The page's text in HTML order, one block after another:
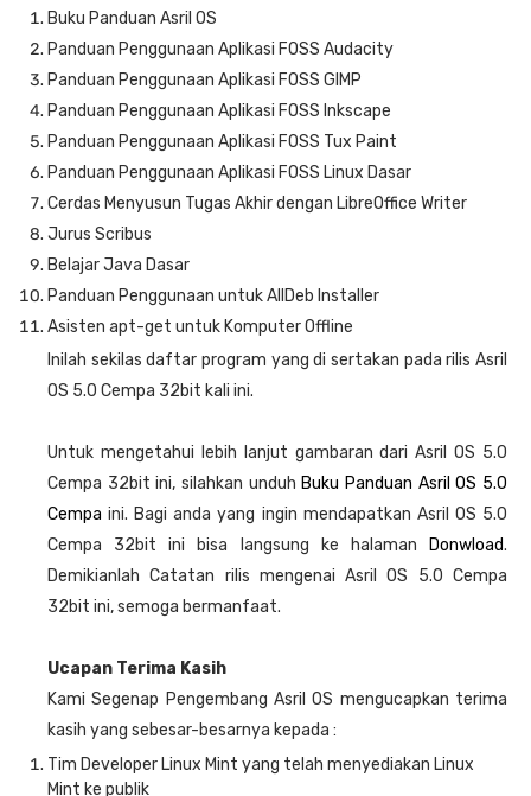
Buku Panduan Asril OS
Panduan Penggunaan Aplikasi FOSS Audacity
Panduan Penggunaan Aplikasi FOSS GIMP
Panduan Penggunaan Aplikasi FOSS Inkscape
Panduan Penggunaan Aplikasi FOSS Tux Paint
Panduan Penggunaan Aplikasi FOSS Linux Dasar
Cerdas Menyusun Tugas Akhir dengan LibreOffice Writer
Jurus Scribus
Belajar Java Dasar
Panduan Penggunaan untuk AllDeb Installer
Asisten apt-get untuk Komputer Offline
Inilah sekilas daftar program yang di sertakan pada rilis Asril
OS 5.0 Cempa 32bit kali ini.
Untuk mengetahui lebih lanjut gambaran dari Asril OS 5.0
Cempa 32bit ini, silahkan unduh Buku Panduan Asril OS 5.0
Cempa ini. Bagi anda yang ingin mendapatkan Asril OS 5.0
Cempa 32bit ini bisa langsung ke halaman
Donwload.
Demikianlah Catatan rilis mengenai Asril OS 5.0 Cempa
32bit ini, semoga bermanfaat.
Ucapan Terima Kasih
Kami Segenap Pengembang Asril OS mengucapkan terima
kasih yang sebesar-besarnya kepada :
Tim Developer Linux Mint yang telah menyediakan Linux
Mint ke publik